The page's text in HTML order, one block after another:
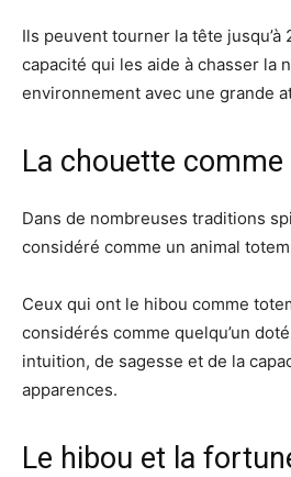
Ils peuvent tourner la tête jusqu’à
capacité qui les aide à chasser la
environnement avec une grande
La chouette
Dans de nombreuses traditions
considéré comme un animal
Ceux qui ont le hibou comme
considérés comme quelqu’un
intuition, de sagesse et de la
apparences.
Le hibou et la